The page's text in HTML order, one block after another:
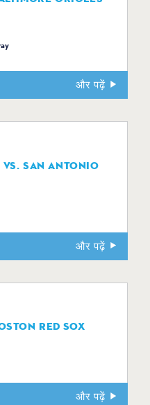
और पढ़ें
VS. SAN ANTONIO
और पढ़ें
RED SOX
और पढ़ें